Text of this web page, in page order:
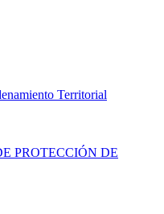
Territorial
PROTECCIÓN DE